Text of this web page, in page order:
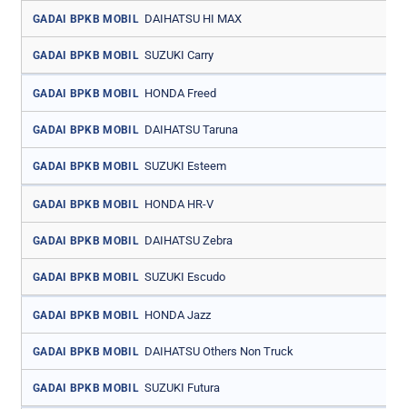
GADAI BPKB MOBIL DAIHATSU HI MAX
GADAI BPKB MOBIL SUZUKI Carry
GADAI BPKB MOBIL HONDA Freed
GADAI BPKB MOBIL DAIHATSU Taruna
GADAI BPKB MOBIL SUZUKI Esteem
GADAI BPKB MOBIL HONDA HR-V
GADAI BPKB MOBIL DAIHATSU Zebra
GADAI BPKB MOBIL SUZUKI Escudo
GADAI BPKB MOBIL HONDA Jazz
GADAI BPKB MOBIL DAIHATSU Others Non Truck
GADAI BPKB MOBIL SUZUKI Futura